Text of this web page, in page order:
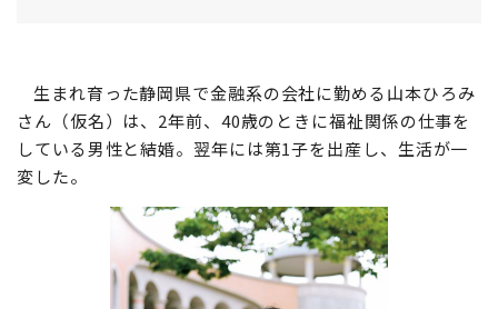
生まれ育った静岡県で金融系の会社に勤める山本ひろみ
さん（仮名）は、2年前、40歳のときに福祉関係の仕事を
している男性と結婚。翌年には第1子を出産し、生活が一
変した。